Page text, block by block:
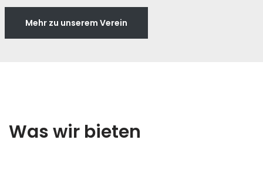
Mehr zu unserem Verein
Was wir bieten